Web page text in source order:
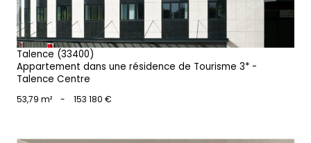
Talence (33400)
Appartement dans une résidence de Tourisme 3* -
Talence Centre
53,79 m² - 153 180 €